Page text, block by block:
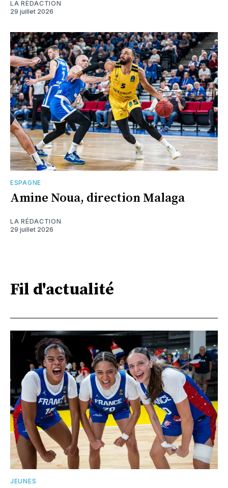
LA RÉDACTION
29 juillet 2026
ESPAGNE
Amine Noua, direction Malaga
LA RÉDACTION
29 juillet 2026
Fil d'actualité
JEUNES